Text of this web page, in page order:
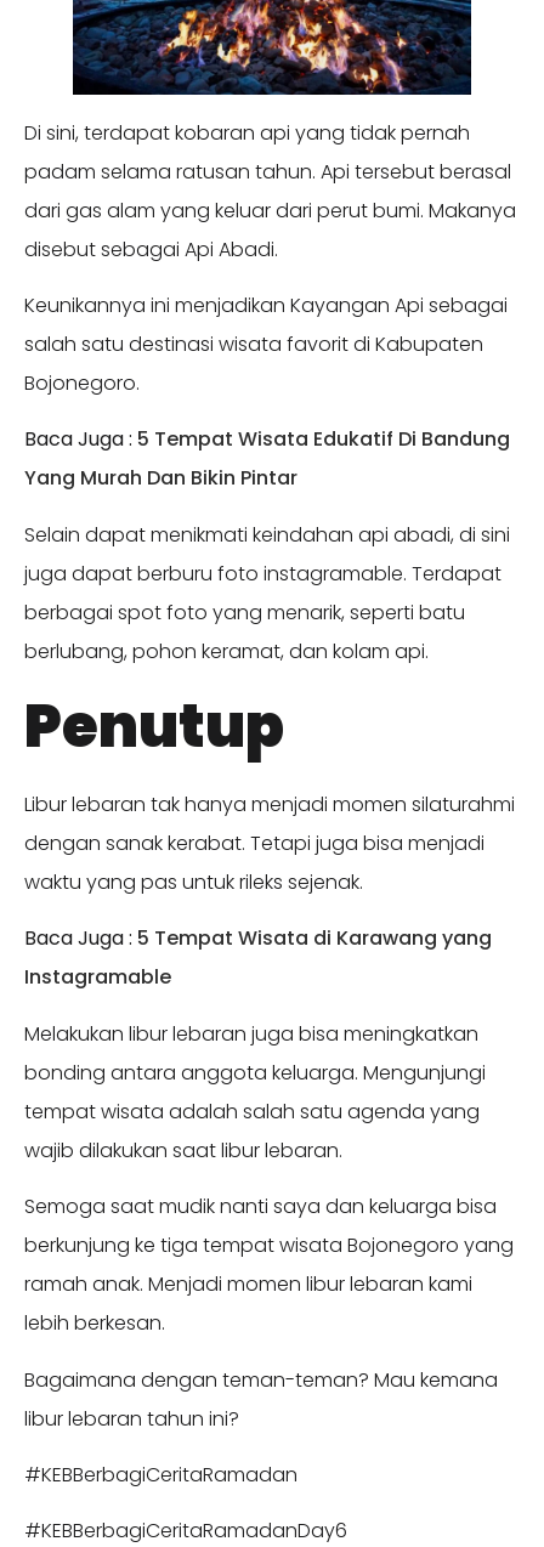
Di sini, terdapat kobaran api yang tidak pernah
padam selama ratusan tahun. Api tersebut berasal
dari gas alam yang keluar dari perut bumi. Makanya
disebut sebagai Api Abadi.
Keunikannya ini menjadikan Kayangan Api sebagai
salah satu destinasi wisata favorit di Kabupaten
Bojonegoro.
Baca Juga : 5 Tempat Wisata Edukatif Di Bandung
Yang Murah Dan Bikin Pintar
Selain dapat menikmati keindahan api abadi, di sini
juga dapat berburu foto instagramable. Terdapat
berbagai spot foto yang menarik, seperti batu
berlubang, pohon keramat, dan kolam api.
Penutup
Libur lebaran tak hanya menjadi momen silaturahmi
dengan sanak kerabat. Tetapi juga bisa menjadi
waktu yang pas untuk rileks sejenak.
Baca Juga : 5 Tempat Wisata di Karawang yang
Instagramable
Melakukan libur lebaran juga bisa meningkatkan
bonding antara anggota keluarga. Mengunjungi
tempat wisata adalah salah satu agenda yang
wajib dilakukan saat libur lebaran.
Semoga saat mudik nanti saya dan keluarga bisa
berkunjung ke tiga tempat wisata Bojonegoro yang
ramah anak. Menjadi momen libur lebaran kami
lebih berkesan.
Bagaimana dengan teman-teman? Mau kemana
libur lebaran tahun ini?
#KEBBerbagiCeritaRamadan
#KEBBerbagiCeritaRamadanDay6